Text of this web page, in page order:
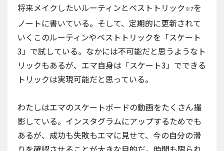
将来メイクしたいルーティンとベストトリック ※7を
ノートに書いている。そして、定期的に更新されて
いくこのルーティンやベストトリックを「スケート
3」で試している。なかには不可能だと思うようなト
リックもあるが、エマ自身は「スケート3」でできる
トリックは実現可能だと思っている。
わたしはエマのスケートボードの動画をたくさん撮
影している。インスタグラムにアップするためでも
あるが、成功も失敗もエマに見せて、今の自分の滑